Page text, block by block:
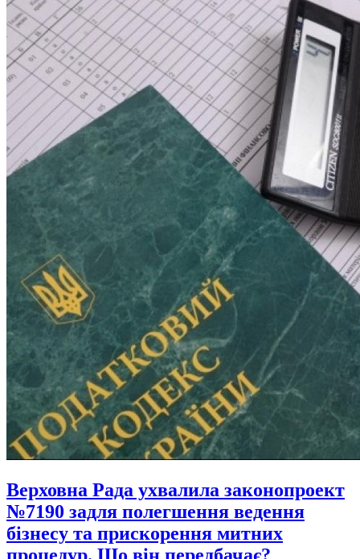
Верховна Рада ухвалила законопроект
№7190 задля полегшення ведення
бізнесу та прискорення митних